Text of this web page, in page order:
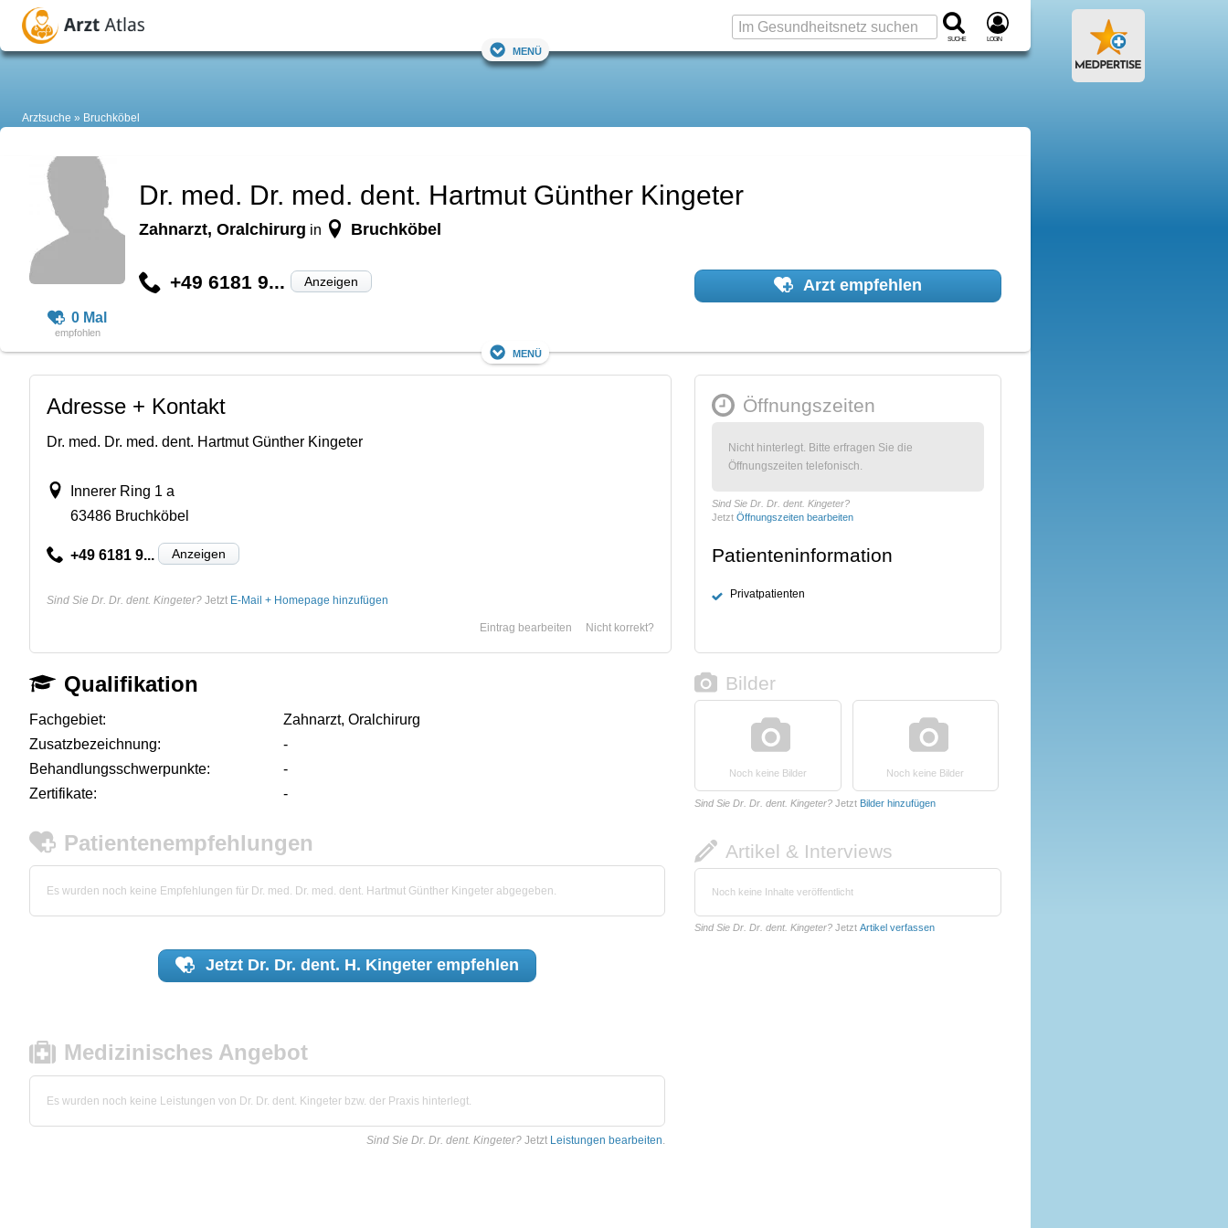
Suche Login
Menü
Arztsuche Bruchköbel
0 Mal
Dr. med. Dr. med. dent. Hartmut Günther Kingeter
Zahnarzt, Oralchirurg in Bruchköbel
+49 6181 9... Anzeigen Arzt empfehlen
Menü
Adresse + Kontakt
Dr. med. Dr. med. dent. Hartmut Günther Kingeter
Innerer Ring 1 a
63486 Bruchköbel
+49 6181 9... Anzeigen
Sind Sie Dr. Dr. dent. Kingeter? Jetzt E-Mail + Homepage hinzufügen
Nicht korrekt?
Eintrag bearbeiten
Öffnungszeiten
Nicht hinterlegt. Bitte erfragen Sie die
Öffnungszeiten telefonisch.
Sind Sie Dr. Dr. dent. Kingeter?
Jetzt Öffnungszeiten bearbeiten
Patienteninformation
Privatpatienten
Qualifikation
Fachgebiet:
Zahnarzt, Oralchirurg
Zusatzbezeichnung:
-
Behandlungsschwerpunkte:
-
Zertifikate:
-
Patientenempfehlungen
Es wurden noch keine Empfehlungen für Dr. med. Dr. med. dent. Hartmut Günther Kingeter abgegeben.
Jetzt Dr. Dr. dent. H. Kingeter empfehlen
Medizinisches Angebot
Es wurden noch keine Leistungen von Dr. Dr. dent. Kingeter bzw. der Praxis hinterlegt.
Sind Sie Dr. Dr. dent. Kingeter? Jetzt Leistungen bearbeiten.
Bilder
Noch keine Bilder Noch keine Bilder
Sind Sie Dr. Dr. dent. Kingeter? Jetzt Bilder hinzufügen
Artikel & Interviews
Noch keine Inhalte veröffentlicht
Sind Sie Dr. Dr. dent. Kingeter? Jetzt Artikel verfassen